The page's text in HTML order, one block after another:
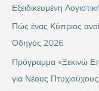
Εξειδικευμένη
Πώς ένας Κύπριος
Οδηγός 2026
Πρόγραμμα «Ξεκινώ
για Νέους Πτυχιούχους